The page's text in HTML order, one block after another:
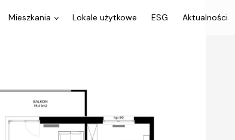
Mieszkania Lokale użytkowe ESG Aktualności